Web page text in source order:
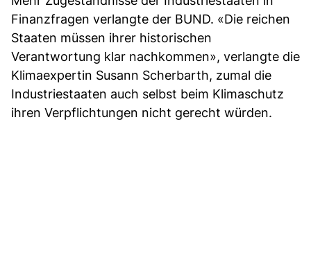
Finanzfragen verlangte der BUND. «Die reichen
Staaten müssen ihrer historischen
Verantwortung klar nachkommen», verlangte die
Klimaexpertin Susann Scherbarth, zumal die
Industriestaaten auch selbst beim Klimaschutz
ihren Verpflichtungen nicht gerecht würden.